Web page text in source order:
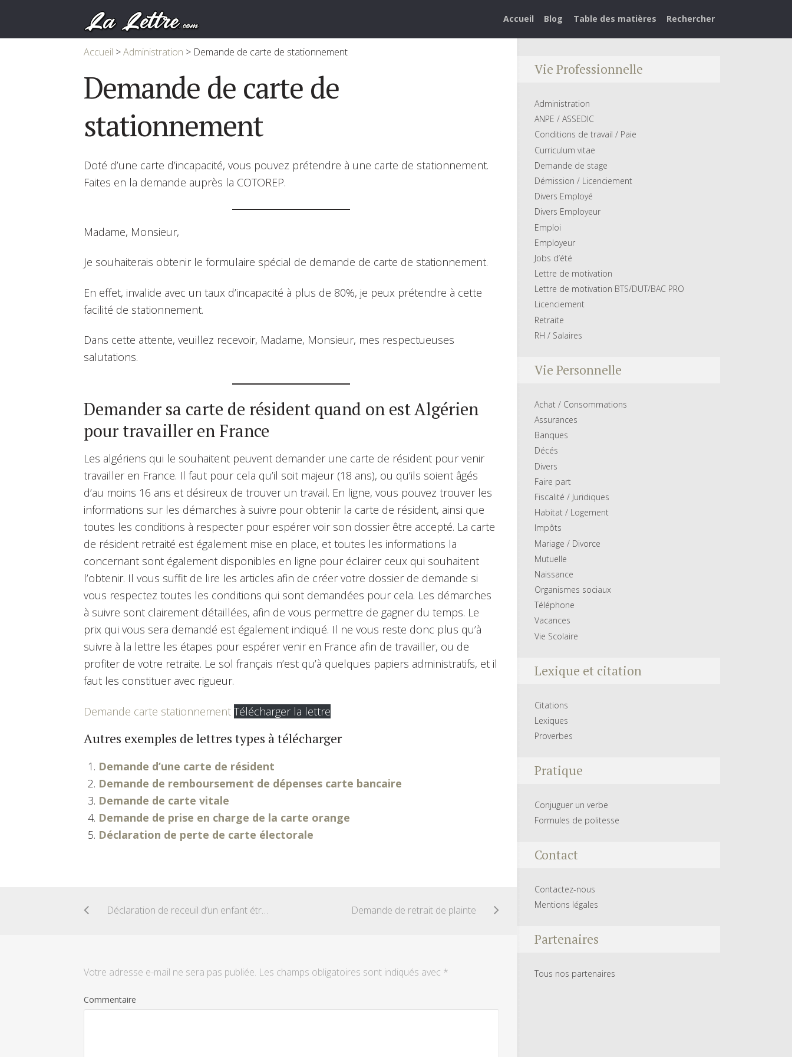
Accueil Blog Table des matières Rechercher
Accueil >Administration > Demande de carte de stationnement
Demande de carte de
stationnement
Doté d’une carte d’incapacité, vous pouvez prétendre à une carte de stationnement.
Faites en la demande auprès la COTOREP.
Madame, Monsieur,
Je souhaiterais obtenir le formulaire spécial de demande de carte de stationnement.
En effet, invalide avec un taux d’incapacité à plus de 80%, je peux prétendre à cette
facilité de stationnement.
Dans cette attente, veuillez recevoir, Madame, Monsieur, mes respectueuses
salutations.
Demander sa carte de résident quand on est Algérien
pour travailler en France
Les algériens qui le souhaitent peuvent demander une carte de résident pour venir
travailler en France. Il faut pour cela qu’il soit majeur (18 ans), ou qu’ils soient âgés
d’au moins 16 ans et désireux de trouver un travail. En ligne, vous pouvez trouver les
informations sur les démarches à suivre pour obtenir la carte de résident, ainsi que
toutes les conditions à respecter pour espérer voir son dossier être accepté. La carte
de résident retraité est également mise en place, et toutes les informations la
concernant sont également disponibles en ligne pour éclairer ceux qui souhaitent
l’obtenir. Il vous suffit de lire les articles afin de créer votre dossier de demande si
vous respectez toutes les conditions qui sont demandées pour cela. Les démarches
à suivre sont clairement détaillées, afin de vous permettre de gagner du temps. Le
prix qui vous sera demandé est également indiqué. Il ne vous reste donc plus qu’à
suivre à la lettre les étapes pour espérer venir en France afin de travailler, ou de
profiter de votre retraite. Le sol français n’est qu’à quelques papiers administratifs, et il
faut les constituer avec rigueur.
Demande carte stationnement Télécharger la lettre
Autres exemples de lettres types à télécharger
Demande d’une carte de résident
Demande de remboursement de dépenses carte bancaire
Demande de carte vitale
Demande de prise en charge de la carte orange
Déclaration de perte de carte électorale
Déclaration de receuil d’un enfant étranger Demande de retrait de plainte
Votre adresse e-mail ne sera pas publiée. Les champs obligatoires sont indiqués avec *
Commentaire
Vie Professionnelle
Administration
ANPE / ASSEDIC
Conditions de travail / Paie
Curriculum vitae
Demande de stage
Démission / Licenciement
Divers Employé
Divers Employeur
Emploi
Employeur
Jobs d’été
Lettre de motivation
Lettre de motivation BTS/DUT/BAC PRO
Licenciement
Retraite
RH / Salaires
Vie Personnelle
Achat / Consommations
Assurances
Banques
Décés
Divers
Faire part
Fiscalité / Juridiques
Habitat / Logement
Impôts
Mariage / Divorce
Mutuelle
Naissance
Organismes sociaux
Téléphone
Vacances
Vie Scolaire
Lexique et citation
Citations
Lexiques
Proverbes
Pratique
Conjuguer un verbe
Formules de politesse
Contact
Contactez-nous
Mentions légales
Partenaires
Tous nos partenaires